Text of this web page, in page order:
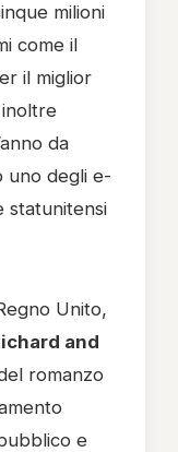
milioni
come il
il miglior
da
uno degli e-
statunitensi
Unito,
and
romanzo
e